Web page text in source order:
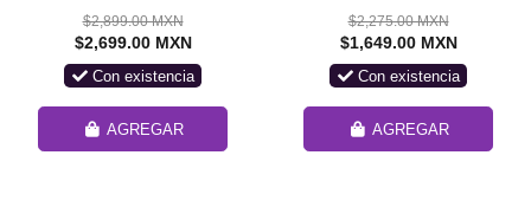
Templado / USB 3.0 /
Audio HD / Incluye Fuente
$2,899.00 MXN
$2,699.00 MXN
Con existencia
AGREGAR
Tower / 385VM70.0004
$2,275.00 MXN
$1,649.00 MXN
Con existencia
AGREGAR